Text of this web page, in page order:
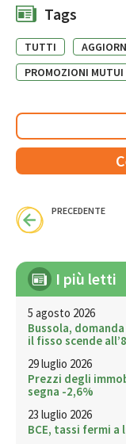
Tags
TUTTI
PROMOZIONI MUTUI
PRECEDENTE
I più letti
5 agosto 2026
Bussola,
il fisso scende
29 luglio 2026
Prezzi degli
segna -2,6%
23 luglio 2026
BCE, tassi fermi